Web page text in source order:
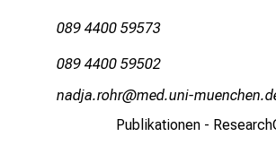
089 4400 59573
089 4400 59502
Wugmkgepüzp
Publikationen -